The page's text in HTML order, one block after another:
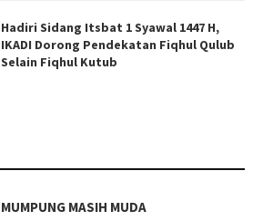
Hadiri Sidang Itsbat 1 Syawal 1447 H,
IKADI Dorong Pendekatan Fiqhul Qulub
Selain Fiqhul Kutub
MUMPUNG MASIH MUDA